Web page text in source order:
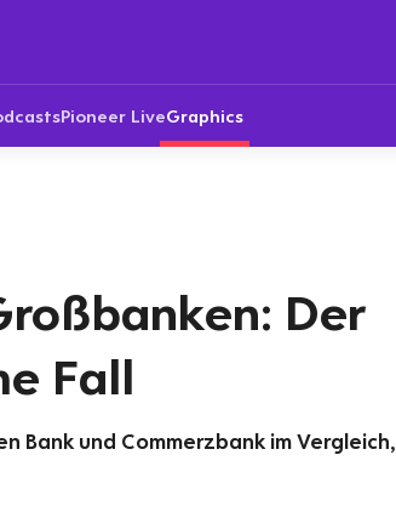
Pioneer LiveGraphics
Der
Fall
Bank und Commerzbank im Vergleich,